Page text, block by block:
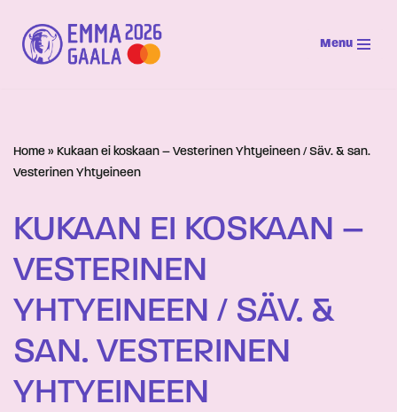
Siirry
suoraan
Menu
Home » Kukaan ei koskaan – Vesterinen Yhtyeineen / Säv. & san.
Vesterinen Yhtyeineen
KUKAAN EI KOSKAAN –
VESTERINEN
YHTYEINEEN / SÄV. &
SAN. VESTERINEN
YHTYEINEEN